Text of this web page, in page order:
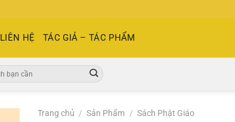
LIÊN HỆ TÁC GIẢ – TÁC PHẨM
Trang chủ / Sản Phẩm / Sách Phật Giáo